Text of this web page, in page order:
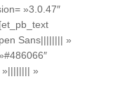
»3.0.47″
Sans|||||||| »
»|||||||| »